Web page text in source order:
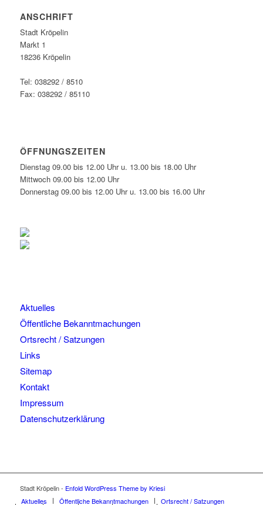
ANSCHRIFT
Stadt Kröpelin
Markt 1
18236 Kröpelin
Tel: 038292 / 8510
Fax: 038292 / 85110
ÖFFNUNGSZEITEN
Dienstag 09.00 bis 12.00 Uhr u. 13.00 bis 18.00 Uhr
Mittwoch 09.00 bis 12.00 Uhr
Donnerstag 09.00 bis 12.00 Uhr u. 13.00 bis 16.00 Uhr
Aktuelles
Öffentliche Bekanntmachungen
Ortsrecht / Satzungen
Links
Sitemap
Kontakt
Impressum
Datenschutzerklärung
Stadt Kröpelin - Enfold WordPress Theme by Kriesi
Aktuelles
Öffentliche Bekanntmachungen Ortsrecht / Satzungen